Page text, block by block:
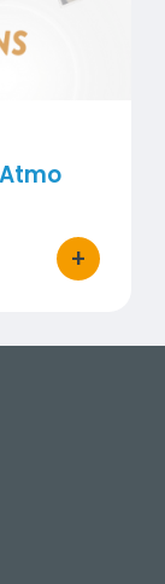
+
bouton